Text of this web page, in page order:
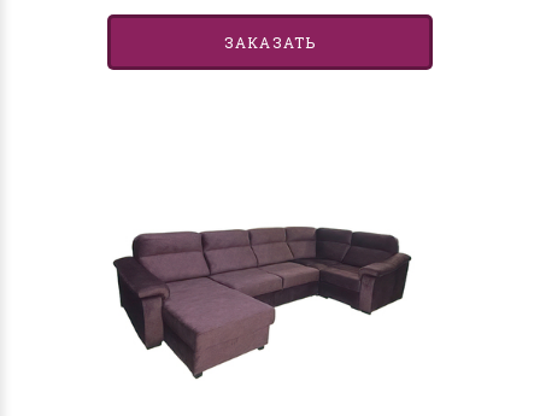
ЗАКАЗАТЬ